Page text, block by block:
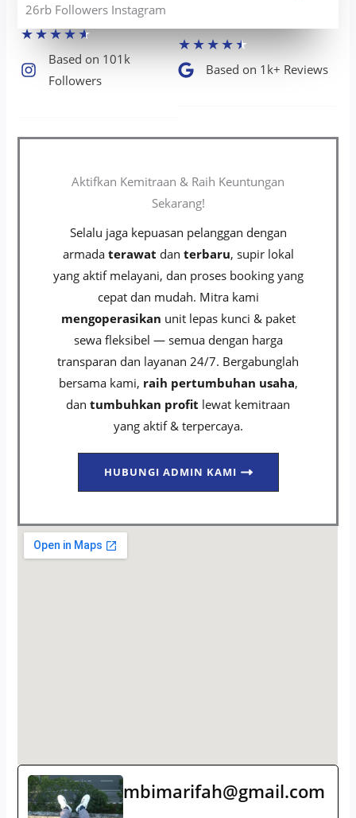
26rb Followers Instagram
★★★★★
Based on 101k
Followers​
★★★★★
Based on 1k+ Reviews​
Aktifkan Kemitraan & Raih Keuntungan
Sekarang!
Selalu jaga kepuasan pelanggan dengan
armada terawat dan terbaru, supir lokal
yang aktif melayani, dan proses booking yang
cepat dan mudah. Mitra kami
mengoperasikan unit lepas kunci & paket
sewa fleksibel — semua dengan harga
transparan dan layanan 24/7. Bergabunglah
bersama kami, raih pertumbuhan usaha,
dan tumbuhkan profit lewat kemitraan
yang aktif & terpercaya.
HUBUNGI ADMIN KAMI
mbimarifah@gmail.com